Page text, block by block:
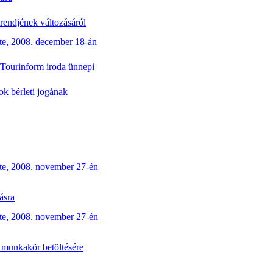
változásáról
2008. december 18-án
iroda ünnepi
bérleti jogának
2008. november 27-én
2008. november 27-én
betöltésére